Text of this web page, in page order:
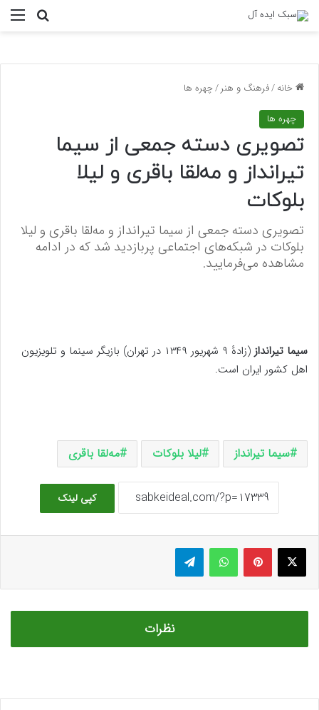
خانه/فرهنگ و هنر/چهره ها
چهره ها
تصویری دسته جمعی از سیما
تیرانداز و مه‌لقا باقری و لیلا
بلوکات
تصویری دسته جمعی از سیما تیرانداز و مه‌لقا باقری و لیلا
بلوکات در شبکه‌های اجتماعی پربازدید شد که در ادامه
مشاهده می‌فرمایید.
سیما تیرانداز
(زادهٔ ۹ شهریور ۱۳۴۹ در تهران) بازیگر سینما و تلویزیون
اهل کشور ایران است.
سیما تیرانداز لیلا بلوکات مه‌لقا باقری
کپی لینک
ایکس پینتریستواتس آپ تلگرام
نظرات